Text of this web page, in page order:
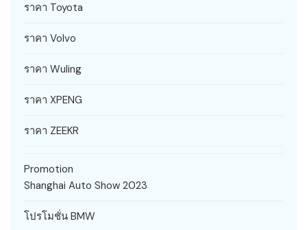
ราคา Toyota
ราคา Volvo
ราคา Wuling
ราคา XPENG
ราคา ZEEKR
Promotion
Shanghai Auto Show 2023
โปรโมชั่น BMW